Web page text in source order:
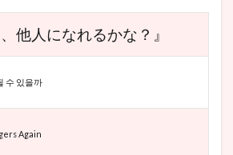
、他人になれるかな？』
수 있을까
Again